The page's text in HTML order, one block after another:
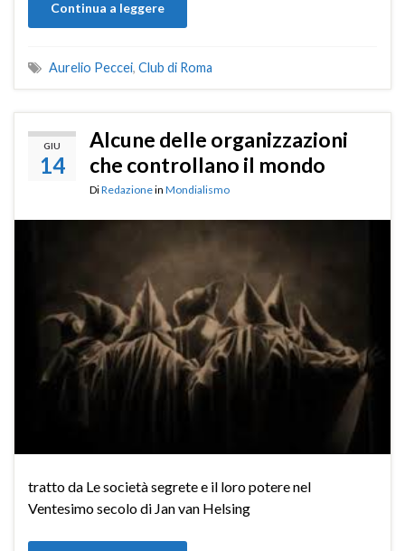
Continua a leggere
Aurelio Peccei, Club di Roma
GIU
14
Alcune delle organizzazioni
che controllano il mondo
DiRedazionein Mondialismo
tratto da Le società segrete e il loro potere nel
Ventesimo secolo di Jan van Helsing